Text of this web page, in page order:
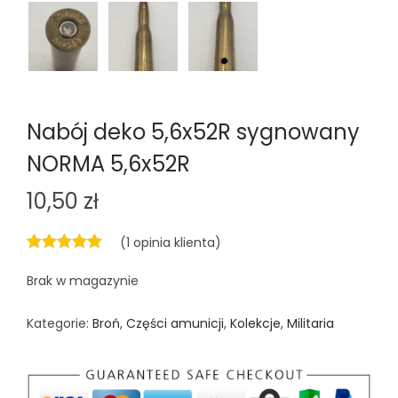
Nabój deko 5,6x52R sygnowany
NORMA 5,6x52R
10,50 zł
(1 opinia klienta)
Brak w magazynie
Kategorie: Broń, Części amunicji, Kolekcje, Militaria